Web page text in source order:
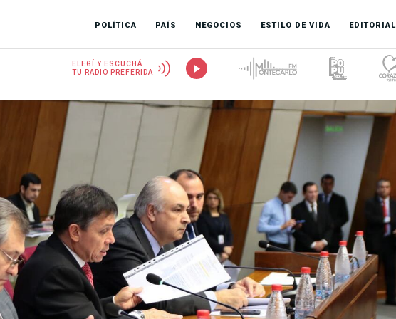
POLÍTICA PAÍS NEGOCIOS ESTILO DE VIDA EDITORIAL
ELEGÍ Y ESCUCHÁ
TU RADIO PREFERIDA